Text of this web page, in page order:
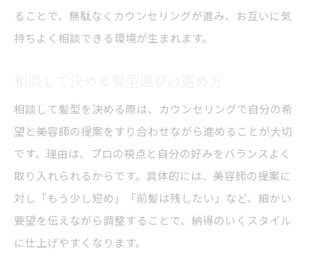
質問が多いときの伝え方と注意点
美容師が喜ぶ相談マナーを知ろう
美容院での相談が好印象になるポイント
トレンドと個性を両立する相談の進め方
美容院でトレンドを上手に取り入れる方法
個性を活かす髪型相談のコツを解説
ることで、無駄なくカウンセリングが進み、お互いに気
持ちよく相談できる環境が生まれます。
相談して髪型を決める際は、カウンセリングで自分の希
望と美容師の提案をすり合わせながら進めることが大切
です。理由は、プロの視点と自分の好みをバランスよく
取り入れられるからです。具体的には、美容師の提案に
対し「もう少し短め」「前髪は残したい」など、細かい
要望を伝えながら調整することで、納得のいくスタイル
に仕上げやすくなります。